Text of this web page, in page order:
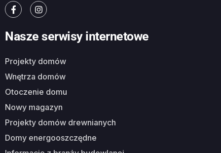
Nasze serwisy internetowe
Projekty domów
Wnętrza domów
Otoczenie domu
Nowy magazyn
Projekty domów drewnianych
Domy energooszczędne